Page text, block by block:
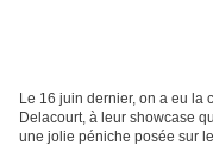
Le 16 juin dernier, on a eu la
Delacourt, à leur showcase
une jolie péniche posée sur